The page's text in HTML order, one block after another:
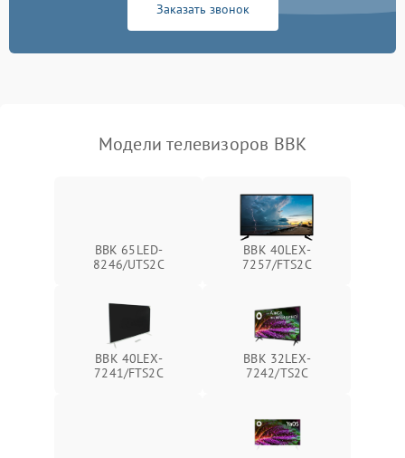
Заказать звонок
Модели телевизоров BBK
BBK 65LED-
8246/UTS2C
BBK 40LEX-
7257/FTS2C
BBK 40LEX-
7241/FTS2C
BBK 32LEX-
7242/TS2C